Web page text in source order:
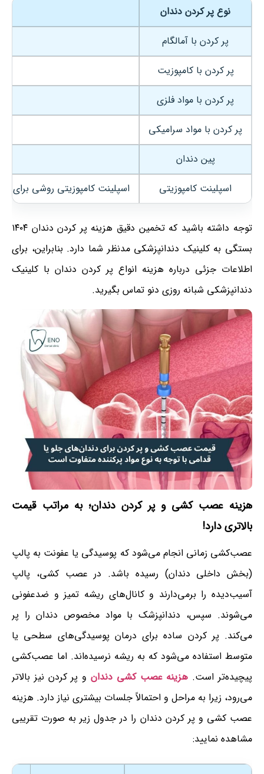
نوع پر کردن دندان
پر کردن با آمالگام
پر کردن با کامپوزیت
پر کردن با مواد فلزی
پر کردن با مواد سرامیکی
پین دندان
اسپلینت کامپوزیتی
اسپلینت کامپوزیتی روشی برای
توجه داشته باشید که تخمین دقیق هزینه پر کردن دندان ۱۴۰۴
بستگی به کلینیک دندانپزشکی مدنظر شما دارد. بنابراین، برای
اطلاعات جزئی درباره هزینه‌ انواع پر کردن دندان با کلینیک
دندانپزشکی شبانه روزی دنو تماس بگیرید.
هزینه عصب کشی و پر کردن دندان؛ به مراتب قیمت
بالاتری دارد!
عصب‌کشی زمانی انجام می‌شود که پوسیدگی یا عفونت به پالپ
(بخش داخلی دندان) رسیده باشد. در عصب کشی، پالپ
آسیب‌دیده را برمی‌دارند و کانال‌های ریشه تمیز و ضدعفونی
می‌شوند. سپس، دندانپزشک با مواد مخصوص دندان را پر
می‌کند. پر کردن ساده برای درمان پوسیدگی‌های سطحی یا
متوسط استفاده می‌شود که به ریشه نرسیده‌اند. اما عصب‌کشی
پیچیده‌تر است. هزینه عصب کشی دندان و پر کردن نیز بالاتر
می‌رود، زیرا به مراحل و احتمالاً جلسات بیشتری نیاز دارد. هزینه
عصب کشی و پر کردن دندان را در جدول زیر به صورت تقریبی
مشاهده نمایید: